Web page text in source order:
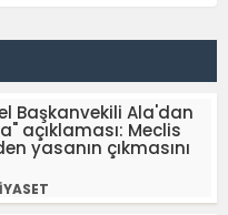
Başkanvekili Ala'dan
açıklaması: Meclis
yasanın çıkmasını